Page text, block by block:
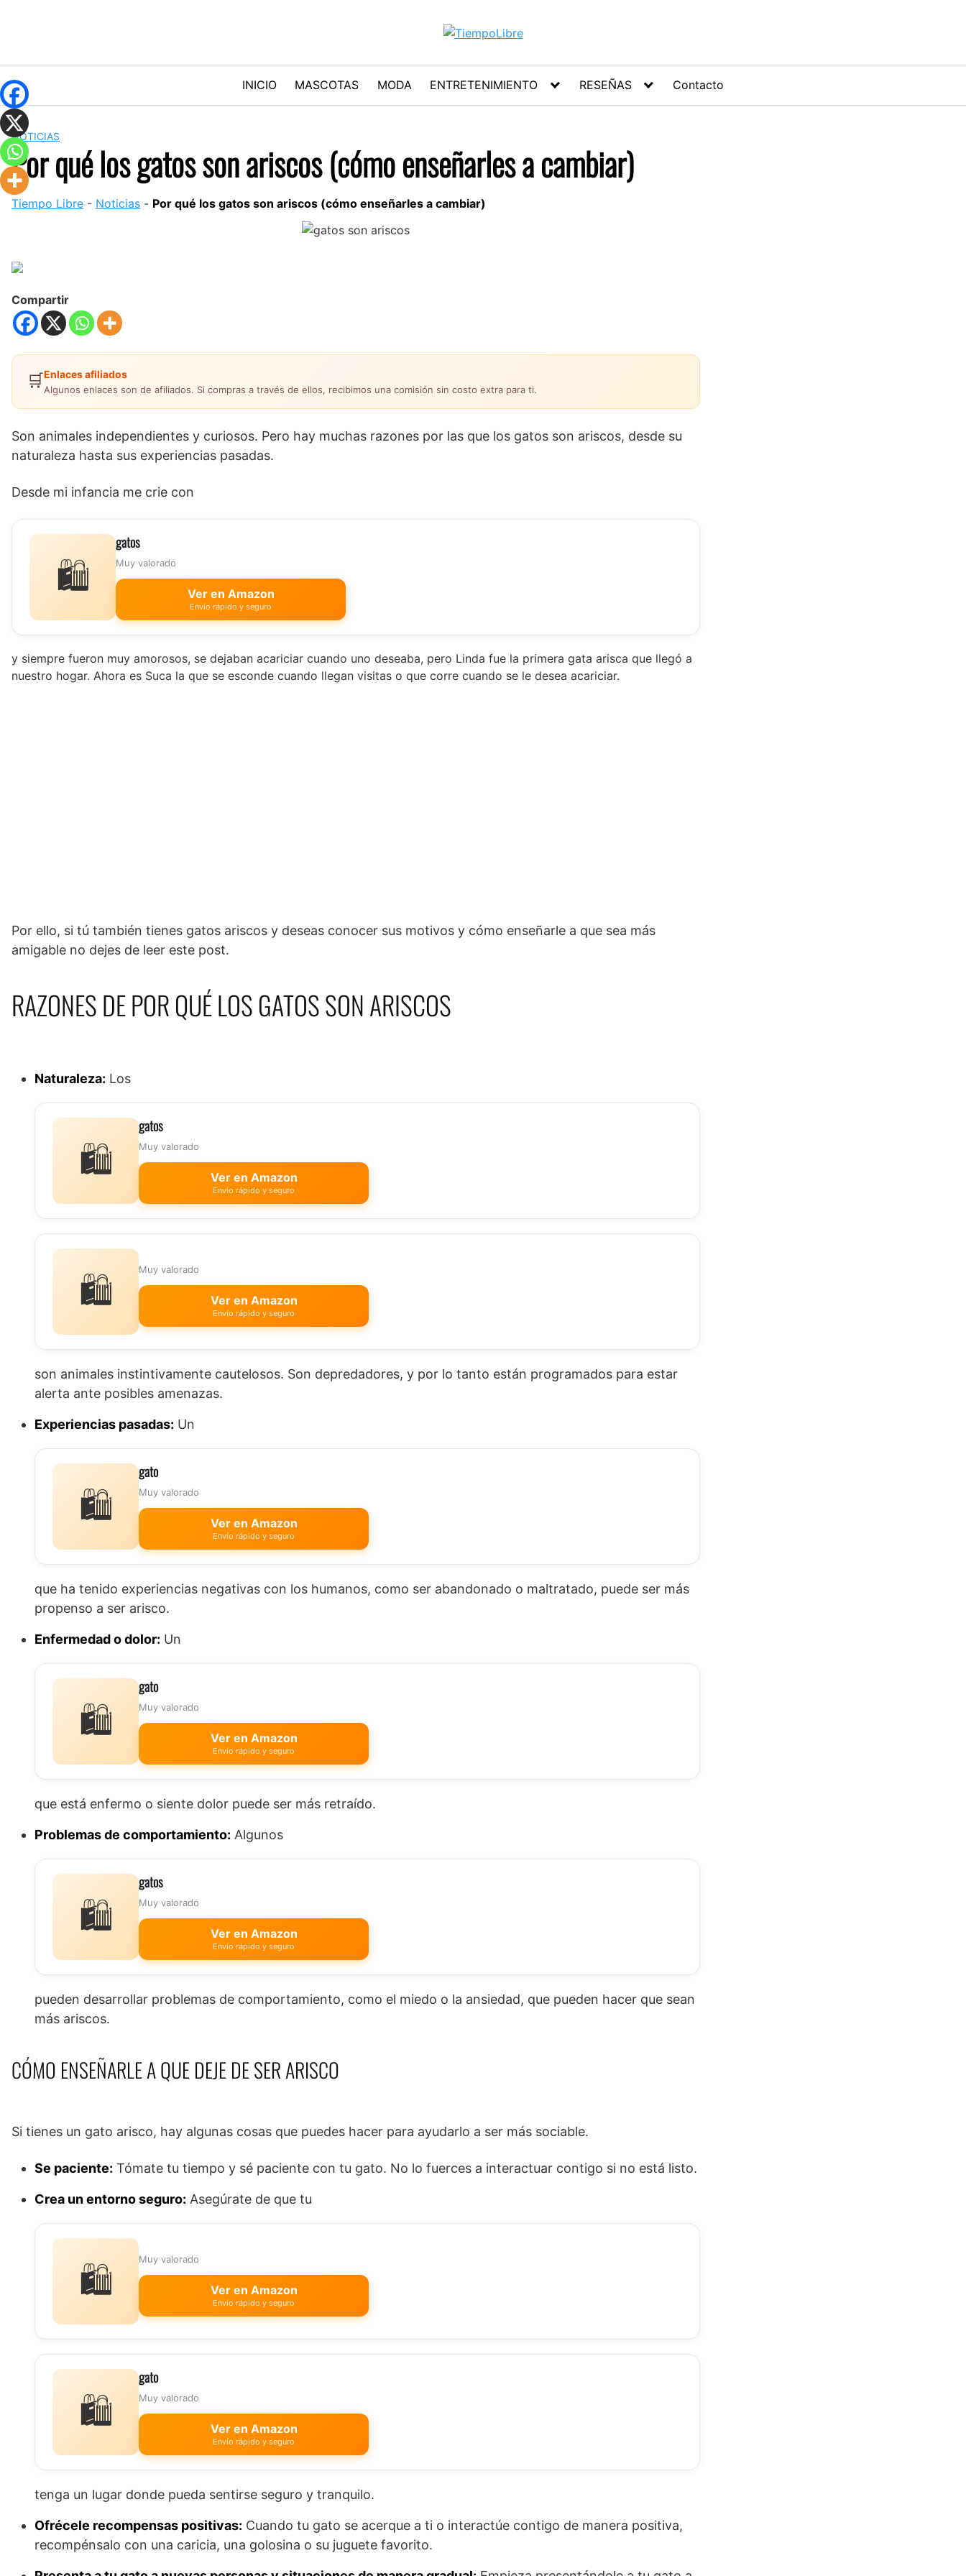
INICIO MASCOTAS MODA ENTRETENIMIENTO RESEÑAS Contacto
NOTICIAS
Por qué los gatos son ariscos (cómo enseñarles a cambiar)
Tiempo Libre - Noticias - Por qué los gatos son ariscos (cómo enseñarles a cambiar)
Compartir
🛒Enlaces afiliados
Algunos enlaces son de afiliados. Si compras a través de ellos, recibimos una comisión sin costo extra para ti.
Son animales independientes y curiosos. Pero hay muchas razones por las que los gatos son ariscos, desde su
naturaleza hasta sus experiencias pasadas.
Desde mi infancia me crie con
🛍️
gatos
Muy valorado
Ver en Amazon
Envío rápido y seguro
y siempre fueron muy amorosos, se dejaban acariciar cuando uno deseaba, pero Linda fue la primera gata arisca que llegó a
nuestro hogar. Ahora es Suca la que se esconde cuando llegan visitas o que corre cuando se le desea acariciar.
Por ello, si tú también tienes gatos ariscos y deseas conocer sus motivos y cómo enseñarle a que sea más
amigable no dejes de leer este post.
RAZONES DE POR QUÉ LOS GATOS SON ARISCOS
Naturaleza: Los
🛍️
gatos
Muy valorado
Ver en Amazon
Envío rápido y seguro
🛍️
Muy valorado
Ver en Amazon
Envío rápido y seguro
son animales instintivamente cautelosos. Son depredadores, y por lo tanto están programados para estar
alerta ante posibles amenazas.
Experiencias pasadas: Un
🛍️
gato
Muy valorado
Ver en Amazon
Envío rápido y seguro
que ha tenido experiencias negativas con los humanos, como ser abandonado o maltratado, puede ser más
propenso a ser arisco.
Enfermedad o dolor: Un
🛍️
gato
Muy valorado
Ver en Amazon
Envío rápido y seguro
que está enfermo o siente dolor puede ser más retraído.
Problemas de comportamiento: Algunos
🛍️
gatos
Muy valorado
Ver en Amazon
Envío rápido y seguro
pueden desarrollar problemas de comportamiento, como el miedo o la ansiedad, que pueden hacer que sean
más ariscos.
CÓMO ENSEÑARLE A QUE DEJE DE SER ARISCO
Si tienes un gato arisco, hay algunas cosas que puedes hacer para ayudarlo a ser más sociable.
Se paciente: Tómate tu tiempo y sé paciente con tu gato. No lo fuerces a interactuar contigo si no está listo.
Crea un entorno seguro: Asegúrate de que tu
🛍️
Muy valorado
Ver en Amazon
Envío rápido y seguro
🛍️
gato
Muy valorado
Ver en Amazon
Envío rápido y seguro
tenga un lugar donde pueda sentirse seguro y tranquilo.
Ofrécele recompensas positivas: Cuando tu gato se acerque a ti o interactúe contigo de manera positiva,
recompénsalo con una caricia, una golosina o su juguete favorito.